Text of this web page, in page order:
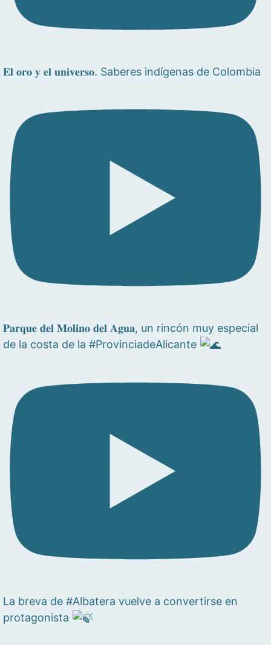
𝐄𝐥 𝐨𝐫𝐨 𝐲 𝐞𝐥 𝐮𝐧𝐢𝐯𝐞𝐫𝐬𝐨. Saberes indígenas de Colombia
𝐏𝐚𝐫𝐪𝐮𝐞 𝐝𝐞𝐥 𝐌𝐨𝐥𝐢𝐧𝐨 𝐝𝐞𝐥 𝐀𝐠𝐮𝐚, un rincón muy especial
de la costa de la #ProvinciadeAlicante
La breva de #Albatera vuelve a convertirse en
protagonista